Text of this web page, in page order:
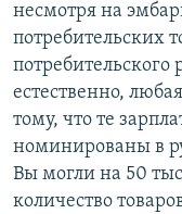
несмотря на
потребительских
естественно,
тому, что те
номинированы в
Вы могли на 50
количество